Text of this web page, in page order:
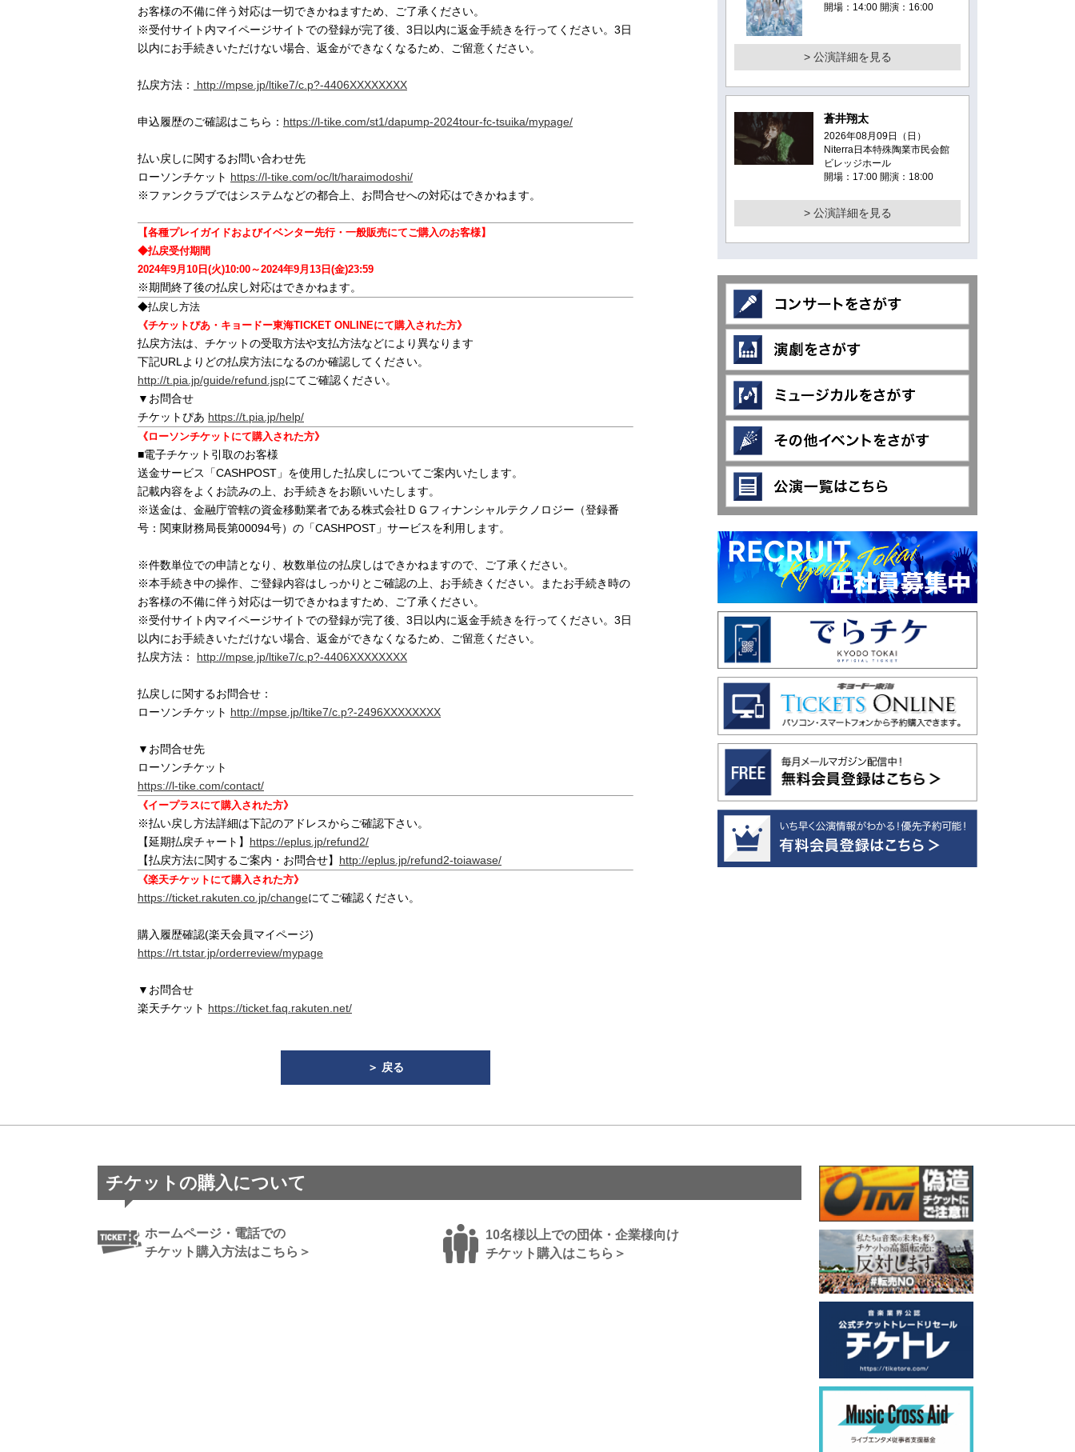
お客様の不備に伴う対応は一切できかねますため、ご了承ください。
※受付サイト内マイページサイトでの登録が完了後、3日以内に返金手続きを行ってください。3日
以内にお手続きいただけない場合、返金ができなくなるため、ご留意ください。
払戻方法： http://mpse.jp/ltike7/c.p?-4406XXXXXXXX
申込履歴のご確認はこちら： https://l-tike.com/st1/dapump-2024tour-fc-tsuika/mypage/
払い戻しに関するお問い合わせ先
ローソンチケット https://l-tike.com/oc/lt/haraimodoshi/
※ファンクラブではシステムなどの都合上、お問合せへの対応はできかねます。
【各種プレイガイドおよびイベンター先行・一般販売にてご購入のお客様】
◆払戻受付期間
2024年9月10日(火)10:00～2024年9月13日(金)23:59
※期間終了後の払戻し対応はできかねます。
◆払戻し方法
《チケットぴあ・キョードー東海TICKET ONLINEにて購入された方》
払戻方法は、チケットの受取方法や支払方法などにより異なります
下記URLよりどの払戻方法になるのか確認してください。
http://t.pia.jp/guide/refund.jspにてご確認ください。
▼お問合せ
チケットぴあ https://t.pia.jp/help/
《ローソンチケットにて購入された方》
■電子チケット引取のお客様
送金サービス「CASHPOST」を使用した払戻しについてご案内いたします。
記載内容をよくお読みの上、お手続きをお願いいたします。
※送金は、金融庁管轄の資金移動業者である株式会社ＤＧフィナンシャルテクノロジー（登録番
号：関東財務局長第00094号）の「CASHPOST」サービスを利用します。
※件数単位での申請となり、枚数単位の払戻しはできかねますので、ご了承ください。
※本手続き中の操作、ご登録内容はしっかりとご確認の上、お手続きください。またお手続き時の
お客様の不備に伴う対応は一切できかねますため、ご了承ください。
※受付サイト内マイページサイトでの登録が完了後、3日以内に返金手続きを行ってください。3日
以内にお手続きいただけない場合、返金ができなくなるため、ご留意ください。
払戻方法： http://mpse.jp/ltike7/c.p?-4406XXXXXXXX
払戻しに関するお問合せ：
ローソンチケット http://mpse.jp/ltike7/c.p?-2496XXXXXXXX
▼お問合せ先
ローソンチケット
https://l-tike.com/contact/
《イープラスにて購入された方》
※払い戻し方法詳細は下記のアドレスからご確認下さい。
【延期払戻チャート】 https://eplus.jp/refund2/
【払戻方法に関するご案内・お問合せ】 http://eplus.jp/refund2-toiawase/
《楽天チケットにて購入された方》
https://ticket.rakuten.co.jp/changeにてご確認ください。
購入履歴確認(楽天会員マイページ)
https://rt.tstar.jp/orderreview/mypage
▼お問合せ
楽天チケット https://ticket.faq.rakuten.net/
＞ 戻る
開場：14:00 開演：16:00
> 公演詳細を見る
蒼井翔太
2026年08月09日（日）
Niterra日本特殊陶業市民会館
ビレッジホール
開場：17:00 開演：18:00
> 公演詳細を見る
チケットの購入について
ホームページ・電話での
チケット購入方法はこちら＞
10名様以上での団体・企業様向け
チケット購入はこちら＞